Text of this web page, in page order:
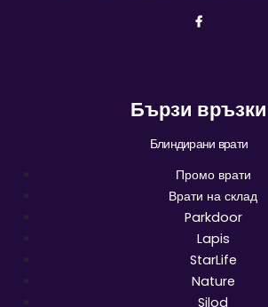
Бързи връзки
Блиндирани врати
Промо врати
Врати на склад
Parkdoor
Lapis
StarLife
Nature
Silod